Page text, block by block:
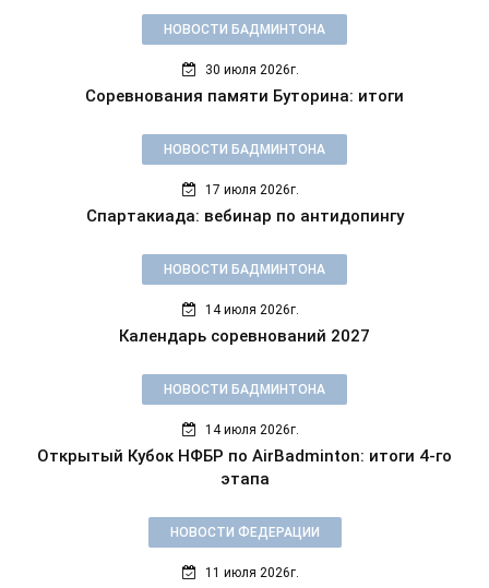
НОВОСТИ БАДМИНТОНА
30 июля 2026г.
Соревнования памяти Буторина: итоги
НОВОСТИ БАДМИНТОНА
17 июля 2026г.
Спартакиада: вебинар по антидопингу
НОВОСТИ БАДМИНТОНА
14 июля 2026г.
Календарь соревнований 2027
НОВОСТИ БАДМИНТОНА
14 июля 2026г.
Открытый Кубок НФБР по AirBadminton: итоги 4-го
этапа
НОВОСТИ ФЕДЕРАЦИИ
11 июля 2026г.